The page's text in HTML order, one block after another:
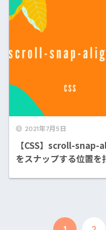
2021年7月5日
【CSS】scroll-snap-
をスナップする位置を